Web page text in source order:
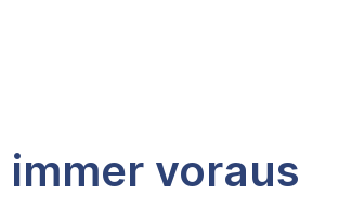
immer voraus